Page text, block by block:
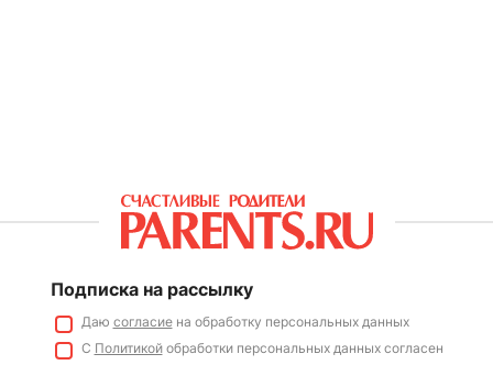
Подписка на рассылку
Даю согласиена обработку персональных данных
С Политикойобработки персональных данных согласен